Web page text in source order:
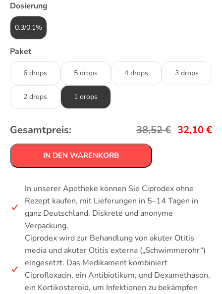
Dosierung
0.3/0.1%
Paket
6 drops 5 drops 4 drops 3 drops
2 drops 1 drops
Gesamtpreis: 38,52€ 32,10€
IN DEN WARENKORB
In unserer Apotheke können Sie Ciprodex ohne
Rezept kaufen, mit Lieferungen in 5–14 Tagen in
ganz Deutschland. Diskrete und anonyme
Verpackung.
Ciprodex wird zur Behandlung von akuter Otitis
media und akuter Otitis externa („Schwimmerohr“)
eingesetzt. Das Medikament kombiniert
Ciprofloxacin, ein Antibiotikum, und Dexamethason,
ein Kortikosteroid, um Infektionen zu bekämpfen